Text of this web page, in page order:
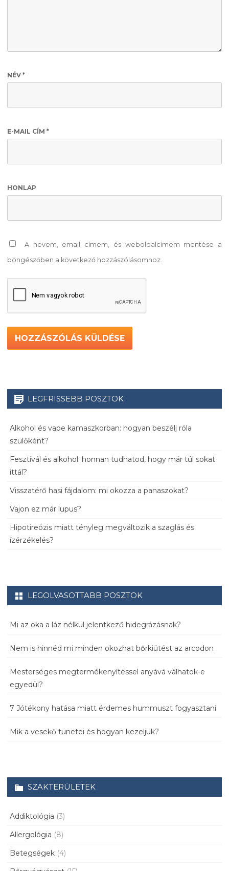
NÉV *
E-MAIL CÍM *
HONLAP
A nevem, email címem, és weboldalcímem mentése a
böngészőben a következő hozzászólásomhoz.
LEGFRISSEBB POSZTOK
Alkohol és vape kamaszkorban: hogyan beszélj róla
szülőként?
Fesztivál és alkohol: honnan tudhatod, hogy már túl sokat
ittál?
Visszatérő hasi fájdalom: mi okozza a panaszokat?
Vajon ez már lupus?
Hipotireózis miatt tényleg megváltozik a szaglás és
ízérzékelés?
LEGOLVASOTTABB POSZTOK
Mi az oka a láz nélkül jelentkező hidegrázásnak?
Nem is hinnéd mi minden okozhat bőrkiütést az arcodon
Mesterséges megtermékenyítéssel anyává válhatok-e
egyedül?
7 Jótékony hatása miatt érdemes hummuszt fogyasztani
Mik a vesekő tünetei és hogyan kezeljük?
SZAKTERÜLETEK
Addiktológia (3)
Allergológia (8)
Betegségek (4)